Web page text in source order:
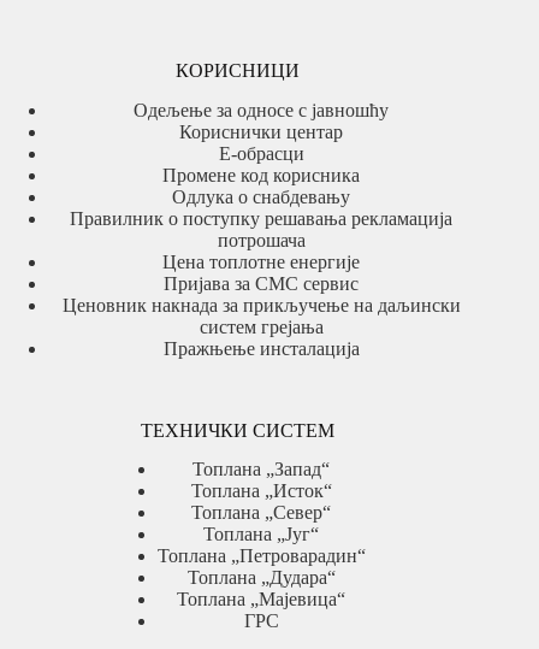
КОРИСНИЦИ
Одељење за односе с јавношћу
Кориснички центар
Е-обрасци
Промене код корисника
Одлука о снабдевању
Правилник о поступку решавања рекламација
потрошача
Цена топлотне енергије
Пријава за СМС сервис
Ценовник накнада за прикључење на даљински
систем грејања
Пражњење инсталација
ТЕХНИЧКИ СИСТЕМ
Топлана „Запад“
Топлана „Исток“
Топлана „Север“
Топлана „Југ“
Топлана „Петроварадин“
Топлана „Дудара“
Топлана „Мајевица“
ГРС